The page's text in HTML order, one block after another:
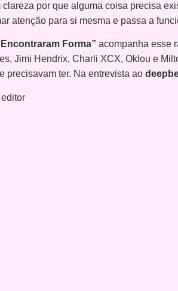
por que alguma coisa precisa
atenção para si mesma e passa a
Forma” acompanha esse
Jimi Hendrix, Charli XCX, Oklou e
precisavam ter. Na entrevista ao